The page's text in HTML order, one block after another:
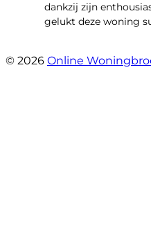
dankzij zijn
gelukt deze woning
© 2026 Online